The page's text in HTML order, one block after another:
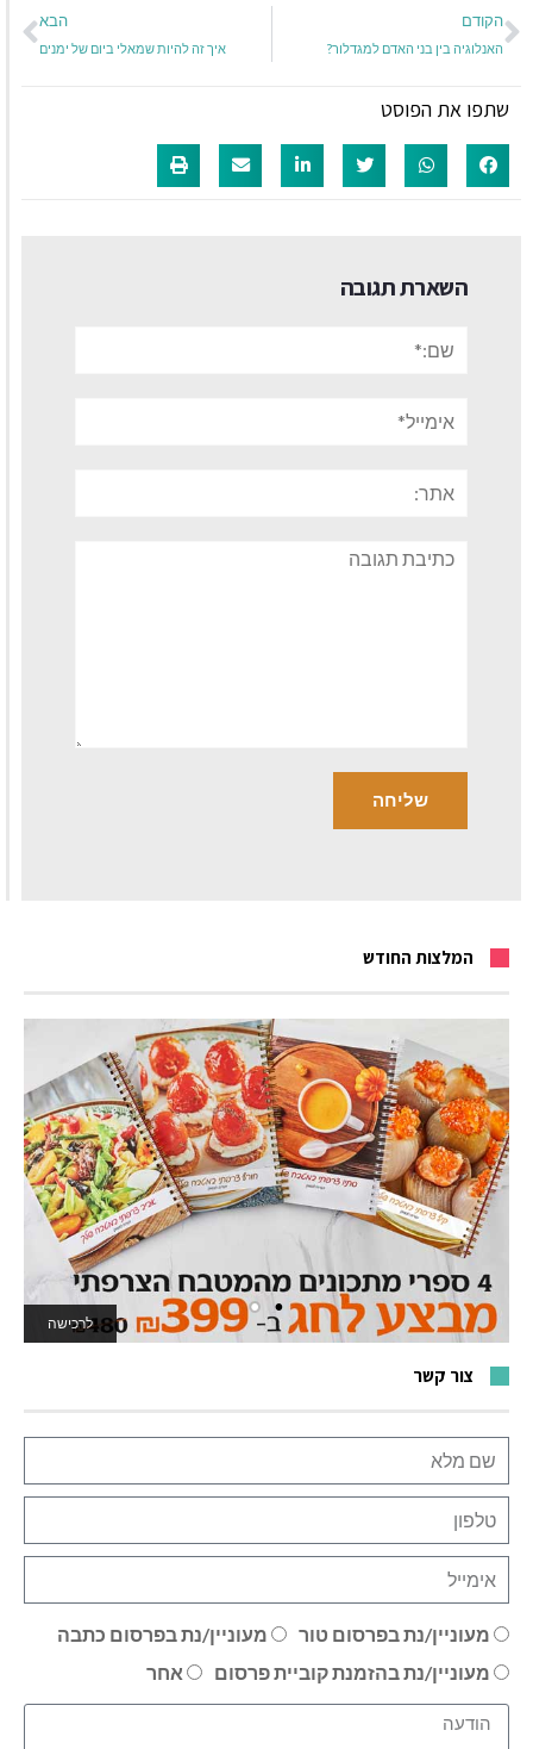
הקודם
האנלוגיה בין בני האדם למגדלור?
הבא
איך זה להיות שמאלי ביום של ימנים
שתפו את הפוסט
השארת תגובה
תגובה
המלצות החודש
לרכישה
לאתר המשחקים
צור קשר
מעוניין/נת בפרסום טור
מעוניין/נת בפרסום כתבה
מעוניין/נת בהזמנת קוביית פרסום
אחר